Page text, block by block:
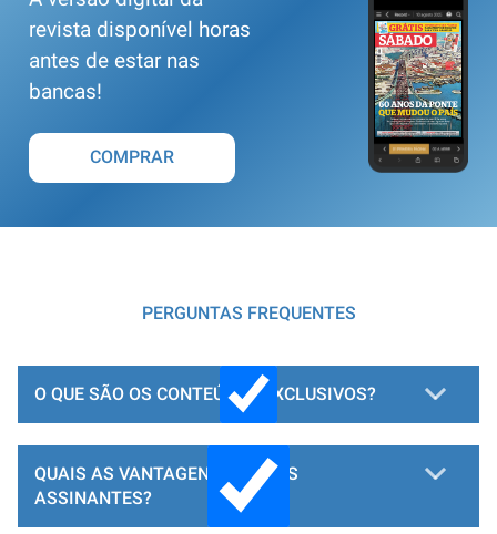
revista disponível horas
antes de estar nas
bancas!
COMPRAR
PERGUNTAS FREQUENTES
O QUE SÃO OS CONTEÚDOS EXCLUSIVOS?
QUAIS AS VANTAGENS PARA OS
ASSINANTES?